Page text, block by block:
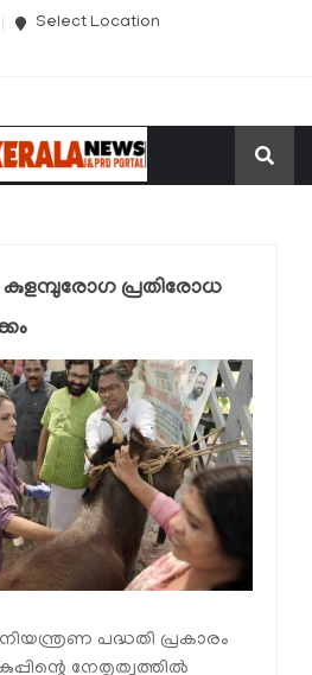
Select Location
കുളമ്പുരോഗ പ്രതിരോധ
പദ്ധതി പ്രകാരം
നേതൃത്വത്തില്‍